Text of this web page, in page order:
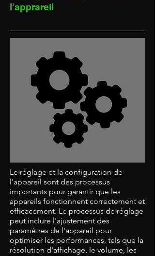
l'apprareil
Le réglage et la configuration de
l'appareil sont des processus
importants pour garantir que les
appareils fonctionnent correctement et
efficacement. Le processus de réglage
peut inclure l'ajustement des
paramètres de l'appareil pour
optimiser les performances, tels que la
résolution d'affichage, le volume, les